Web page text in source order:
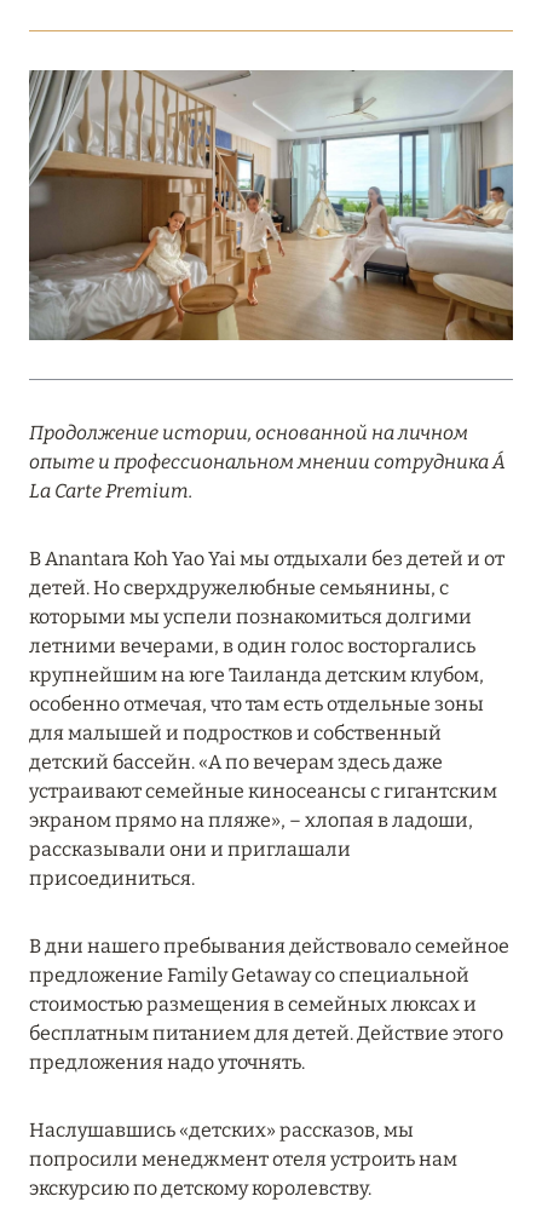
18 мая 2026
THE ST. REGIS MALDIVES VOMMULI:
МАНИФЕСТ ЭСТЕТИКИ В САМОМ СЕРДЦЕ
Подробнее
27 апреля 2026
Подробнее
MARCH GRAND ESCAPE: ПРЕДЛОЖЕНИЕ ОТ Á
LA CARTE PREMIUM ПО ОТЕЛЮ WALDORF
ASTORIA MALDIVES ITHAAFUSHI, МАЛЬДИВЫ
Подробнее
12 ноября 2025
MANDARIN ORIENTAL JUMEIRA — SUITE
NOVEMBER
13 мая 2025
ЗАБРОНИРУЙТЕ FOUR SEASONS RESORT
DUBAI AT JUMEIRAH BEACH ПО ЛУЧШИМ
ЦЕНАМ
04 апреля 2025
Продолжение истории, основанной на личном
опыте и профессиональном мнении сотрудника Á
La Carte Premium.
В Anantara Koh Yao Yai мы отдыхали без детей и от
детей. Но сверхдружелюбные семьянины, с
которыми мы успели познакомиться долгими
летними вечерами, в один голос восторгались
крупнейшим на юге Таиланда детским клубом,
особенно отмечая, что там есть отдельные зоны
для малышей и подростков и собственный
детский бассейн. «А по вечерам здесь даже
устраивают семейные киносеансы с гигантским
экраном прямо на пляже», – хлопая в ладоши,
рассказывали они и приглашали
присоединиться.
В дни нашего пребывания действовало семейное
предложение Family Getaway со специальной
стоимостью размещения в семейных люксах и
бесплатным питанием для детей. Действие этого
предложения надо уточнять.
Наслушавшись «детских» рассказов, мы
попросили менеджмент отеля устроить нам
экскурсию по детскому королевству.